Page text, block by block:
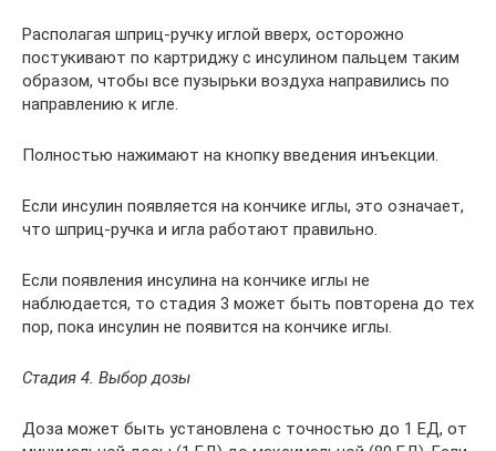
Располагая шприц-ручку иглой вверх, осторожно
постукивают по картриджу с инсулином пальцем таким
образом, чтобы все пузырьки воздуха направились по
направлению к игле.
Полностью нажимают на кнопку введения инъекции.
Если инсулин появляется на кончике иглы, это означает,
что шприц-ручка и игла работают правильно.
Если появления инсулина на кончике иглы не
наблюдается, то стадия 3 может быть повторена до тех
пор, пока инсулин не появится на кончике иглы.
Стадия 4. Выбор дозы
Доза может быть установлена с точностью до 1 ЕД, от